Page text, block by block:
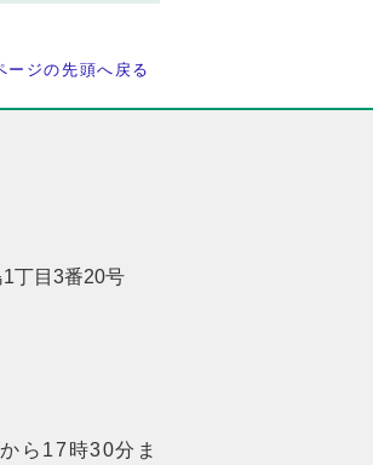
ージの先頭へ戻る
丁目3番20号
ら17時30分ま